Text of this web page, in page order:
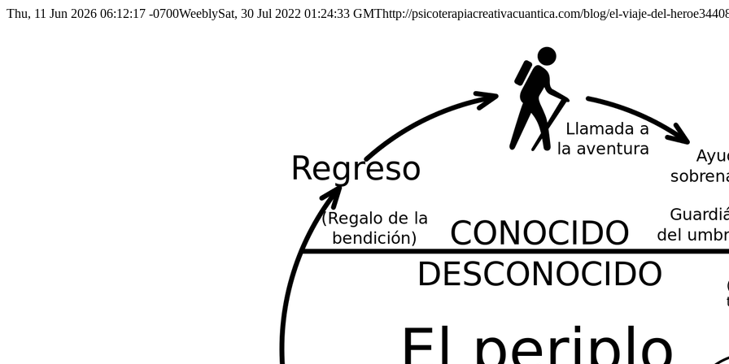
Thu, 11 Jun 2026 06:12:17 -0700WeeblySat, 30 Jul 2022 01:24:33 GMThttp://psicoterapiacreativacuantica.com/blog/el-viaje-del-